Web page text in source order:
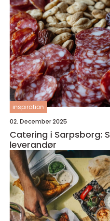
inspiration
02. December 2025
Catering i Sarpsborg:
leverandør